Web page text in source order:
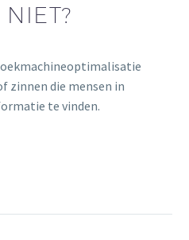
zinnen die mensen in
te vinden.